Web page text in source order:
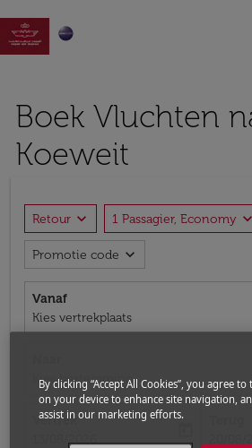

Boek Vluchten
Koeweit
Retour expand_more 1 Passagier, Economy expand_more
Promotie code expand_more
Vanaf
Kies vertrekplaats
Kies bestemming
Vertrek
13/08/2026
By clicking “Accept All Cookies”, you agree
on your device to enhance site navigation,
assist in our marketing efforts.